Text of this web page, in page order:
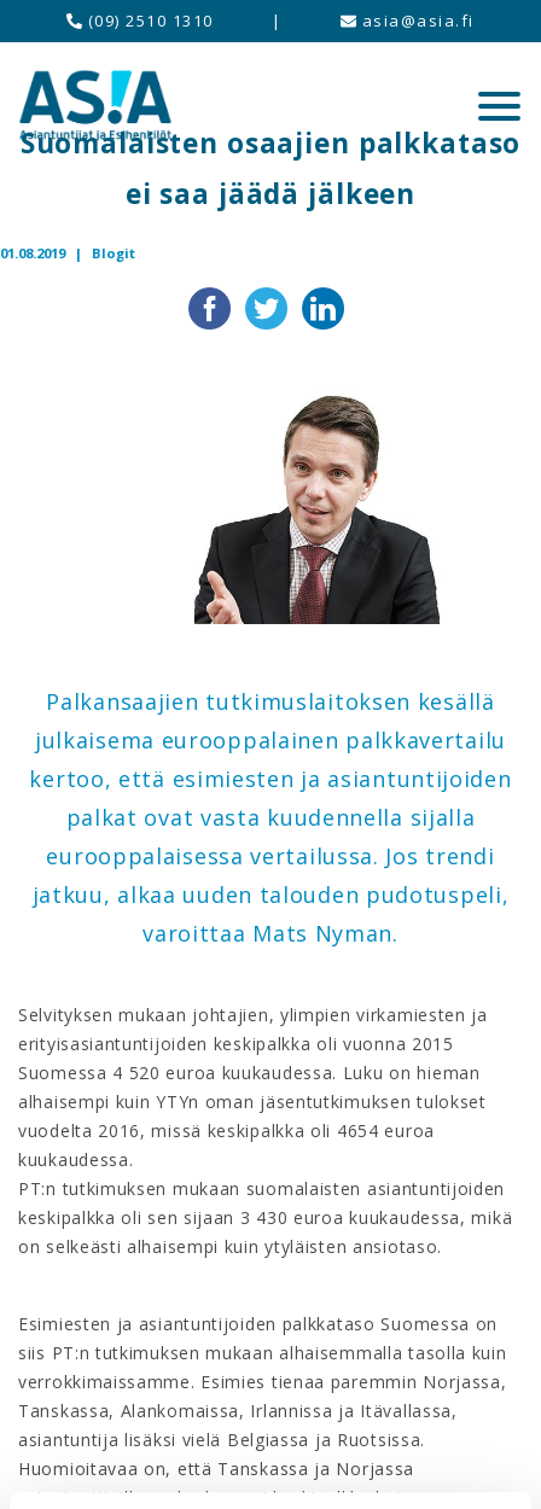
(09) 2510 1310 | asia@asia.fi
Suomalaisten osaajien palkkataso
ei saa jäädä jälkeen
01.08.2019 | Blogit
Palkansaajien tutkimuslaitoksen kesällä
julkaisema eurooppalainen palkkavertailu
kertoo, että esimiesten ja asiantuntijoiden
palkat ovat vasta kuudennella sijalla
eurooppalaisessa vertailussa. Jos trendi
jatkuu, alkaa uuden talouden pudotuspeli,
varoittaa Mats Nyman.
Selvityksen mukaan johtajien, ylimpien virkamiesten ja
erityisasiantuntijoiden keskipalkka oli vuonna 2015
Suomessa 4 520 euroa kuukaudessa. Luku on hieman
alhaisempi kuin YTYn oman jäsentutkimuksen tulokset
vuodelta 2016, missä keskipalkka oli 4654 euroa
kuukaudessa.
PT:n tutkimuksen mukaan suomalaisten asiantuntijoiden
keskipalkka oli sen sijaan 3 430 euroa kuukaudessa, mikä
on selkeästi alhaisempi kuin ytyläisten ansiotaso.
Esimiesten ja asiantuntijoiden palkkataso Suomessa on
siis PT:n tutkimuksen mukaan alhaisemmalla tasolla kuin
verrokkimaissamme. Esimies tienaa paremmin Norjassa,
Tanskassa, Alankomaissa, Irlannissa ja Itävallassa,
asiantuntija lisäksi vielä Belgiassa ja Ruotsissa.
Huomioitavaa on, että Tanskassa ja Norjassa
asiantuntijoilla on korkeampi keskipalkka kuin